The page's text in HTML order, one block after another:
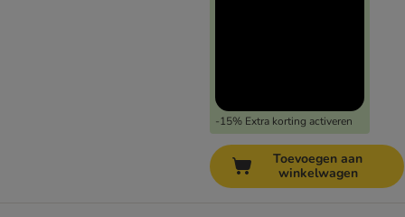
-15% Extra korting activeren
Toevoegen aan
winkelwagen